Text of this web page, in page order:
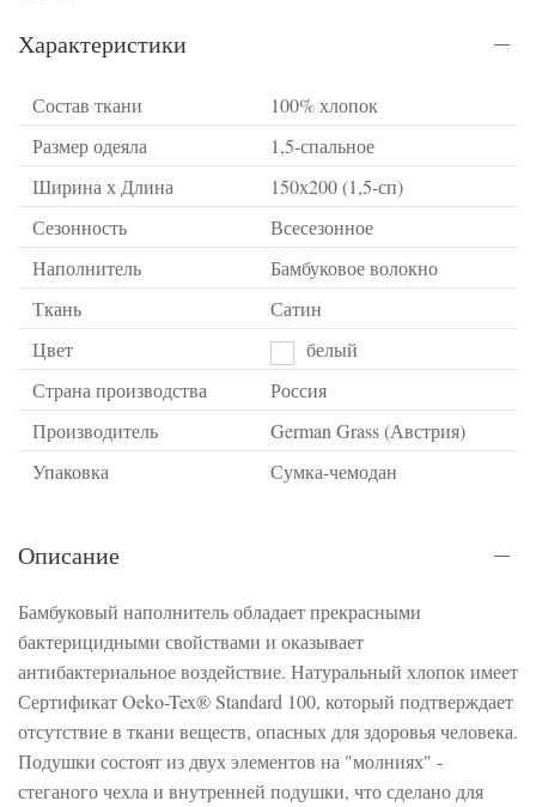
Характеристики
Состав ткани
100% хлопок
Размер одеяла
1,5-спальное
Ширина х Длина
150х200 (1,5-сп)
Сезонность
Всесезонное
Наполнитель
Бамбуковое волокно
Ткань
Сатин
Цвет
белый
Страна производства
Россия
Производитель
German Grass (Австрия)
Упаковка
Сумка-чемодан
Описание
Бамбуковый наполнитель обладает прекрасными
бактерицидными свойствами и оказывает
антибактериальное воздействие. Натуральный хлопок имеет
Сертификат Oeko-Tex® Standard 100, который подтверждает
отсутствие в ткани веществ, опасных для здоровья человека.
Подушки состоят из двух элементов на "молниях" -
стеганого чехла и внутренней подушки, что сделано для